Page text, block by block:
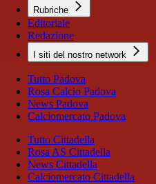
Rubriche
Editoriale
Redazione
I siti del nostro network
Tutto Padova
Rosa Calcio Padova
News Padova
Calciomercato Padova
Tutto Cittadella
Rosa AS Cittadella
News Cittadella
Calciomercato Cittadella